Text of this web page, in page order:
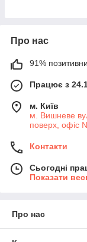
Про нас
91%
Працює з
м. Київ
м. Вишневе
поверх, офіс
Контакти
Сьогодні
Показати
Про нас